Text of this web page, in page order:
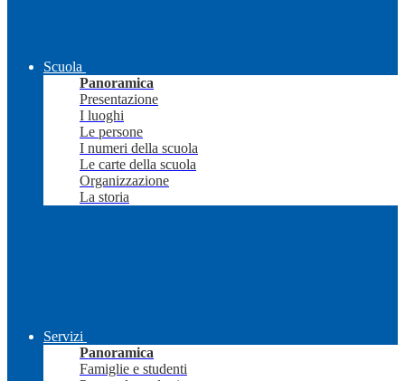
Scuola
Panoramica
Presentazione
I luoghi
Le persone
I numeri della scuola
Le carte della scuola
Organizzazione
La storia
Servizi
Panoramica
Famiglie e studenti